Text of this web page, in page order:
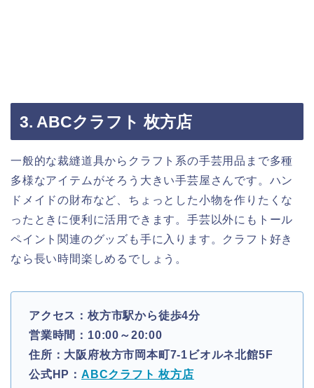
3. ABCクラフト 枚方店
一般的な裁縫道具からクラフト系の手芸用品まで多種
多様なアイテムがそろう大きい手芸屋さんです。ハン
ドメイドの財布など、ちょっとした小物を作りたくな
ったときに便利に活用できます。手芸以外にもトール
ペイント関連のグッズも手に入ります。クラフト好き
なら長い時間楽しめるでしょう。
アクセス：枚方市駅から徒歩4分
営業時間：10:00～20:00
住所：大阪府枚方市岡本町7-1ビオルネ北館5F
公式HP： ABCクラフト 枚方店